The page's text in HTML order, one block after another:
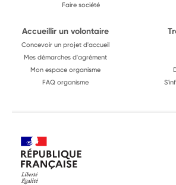
Faire société
Accueillir un volontaire
Concevoir un projet d'accueil
Mes démarches d'agrément
Mon espace organisme
FAQ organisme